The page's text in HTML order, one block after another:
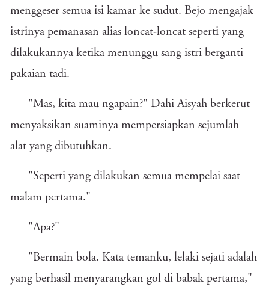
menggeser semua isi kamar ke sudut. Bejo mengajak
istrinya pemanasan alias loncat-loncat seperti yang
dilakukannya ketika menunggu sang istri berganti
pakaian tadi.
"Mas, kita mau ngapain?" Dahi Aisyah berkerut
menyaksikan suaminya mempersiapkan sejumlah
alat yang dibutuhkan.
"Seperti yang dilakukan semua mempelai saat
malam pertama."
"Apa?"
"Bermain bola. Kata temanku, lelaki sejati adalah
yang berhasil menyarangkan gol di babak pertama,"